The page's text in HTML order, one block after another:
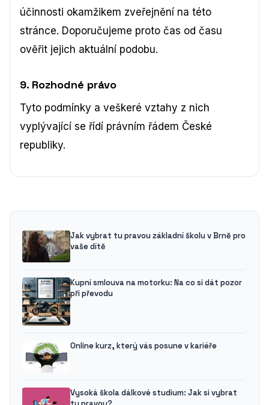
účinnosti okamžikem zveřejnění na této
stránce. Doporučujeme proto čas od času
ověřit jejich aktuální podobu.
9. Rozhodné právo
Tyto podmínky a veškeré vztahy z nich
vyplývající se řídí právním řádem České
republiky.
Jak vybrat tu pravou základní školu v Brně pro
vaše dítě
Kupní smlouva na motorku: Na co si dát pozor
při převodu
Online kurz, který vás posune v kariéře
Vysoká škola dálkové studium: Jak si vybrat